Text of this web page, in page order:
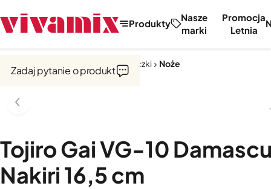
Produkty
Nasze
marki
Promocja
Letnia
Noże, tarki, obieraczki Noże
Tojiro Gai VG-10
Nakiri 16,5 cm
Zadaj pytanie o produkt